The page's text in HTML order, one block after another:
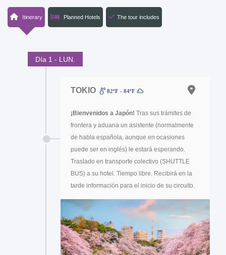
Itinerary Planned Hotels The tour includes
Día 1 - LUN.
TOKIO 82ºF - 84ºF
¡Bienvenidos a Japón! Tras sus trámites de
frontera y aduana un asistente (normalmente
de habla española, aunque en ocasiones
puede ser en inglés) le estará esperando.
Traslado en transporte colectivo (SHUTTLE
BUS) a su hotel. Tiempo libre. Recibirá en la
tarde información para el inicio de su circuito.